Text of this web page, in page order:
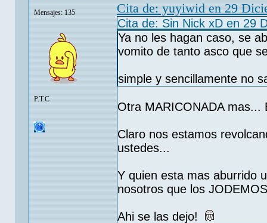
Mensajes: 135
P.T.C
Cita de: yuyiwid en 29
Cita de: Sin Nick xD en 29
Ya no les hagan caso, se
vomito de tanto asco que
simple y sencillamente no
Otra MARICONADA
Claro nos estamos
ustedes...
Y quien esta mas aburrido
nosotros que los
Ahi se las dejo!